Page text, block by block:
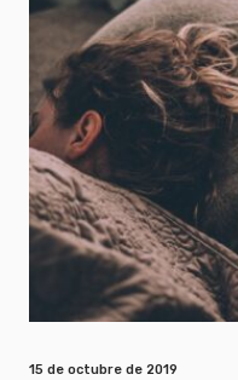
15 de octubre de 2019